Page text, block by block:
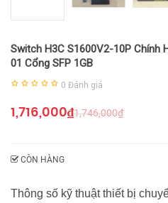
Switch H3C S1600V2-10P Chính
01 Cổng SFP 1GB
0 Đánh giá
1,746,000₫
1,716,000₫
CÒN HÀNG
Thông số kỹ thuật thiết bị